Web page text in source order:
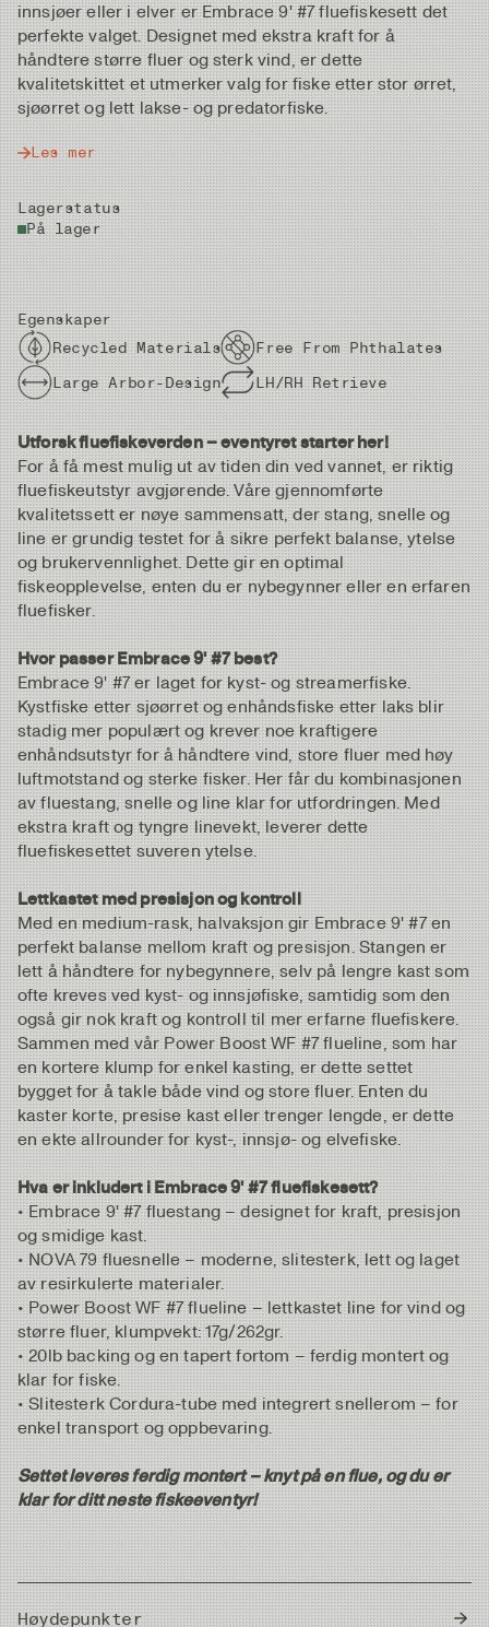
innsjøer eller i elver er Embrace 9' #7 fluefiskesett det
perfekte valget. Designet med ekstra kraft for å
håndtere større fluer og sterk vind, er dette
kvalitetskittet et utmerker valg for fiske etter stor ørret,
sjøørret og lett lakse- og predatorfiske.
Les mer
Lagerstatus
På lager
Egenskaper
Recycled Materials
Free From Phthalates
Large Arbor-Design
LH/RH Retrieve
Utforsk fluefiskeverden – eventyret starter her!
For å få mest mulig ut av tiden din ved vannet, er riktig
fluefiskeutstyr avgjørende. Våre gjennomførte
kvalitetssett er nøye sammensatt, der stang, snelle og
line er grundig testet for å sikre perfekt balanse, ytelse
og brukervennlighet. Dette gir en optimal
fiskeopplevelse, enten du er nybegynner eller en erfaren
fluefisker.
Hvor passer Embrace 9' #7 best?
Embrace 9' #7 er laget for kyst- og streamerfiske.
Kystfiske etter sjøørret og enhåndsfiske etter laks blir
stadig mer populært og krever noe kraftigere
enhåndsutstyr for å håndtere vind, store fluer med høy
luftmotstand og sterke fisker. Her får du kombinasjonen
av fluestang, snelle og line klar for utfordringen. Med
ekstra kraft og tyngre linevekt, leverer dette
fluefiskesettet suveren ytelse.
Lettkastet med presisjon og kontroll
Med en medium-rask, halvaksjon gir Embrace 9' #7 en
perfekt balanse mellom kraft og presisjon. Stangen er
lett å håndtere for nybegynnere, selv på lengre kast som
ofte kreves ved kyst- og innsjøfiske, samtidig som den
også gir nok kraft og kontroll til mer erfarne fluefiskere.
Sammen med vår Power Boost WF #7 flueline, som har
en kortere klump for enkel kasting, er dette settet
bygget for å takle både vind og store fluer. Enten du
kaster korte, presise kast eller trenger lengde, er dette
en ekte allrounder for kyst-, innsjø- og elvefiske.
Hva er inkludert i Embrace 9' #7 fluefiskesett?
• Embrace 9' #7 fluestang – designet for kraft, presisjon
og smidige kast.
• NOVA 79 fluesnelle – moderne, slitesterk, lett og laget
av resirkulerte materialer.
• Power Boost WF #7 flueline – lettkastet line for vind og
større fluer, klumpvekt: 17g/262gr.
• 20lb backing og en tapert fortom – ferdig montert og
klar for fiske.
• Slitesterk Cordura-tube med integrert snellerom – for
enkel transport og oppbevaring.
Settet leveres ferdig montert – knyt på en flue, og du er
klar for ditt neste fiskeeventyr!
Høydepunkter